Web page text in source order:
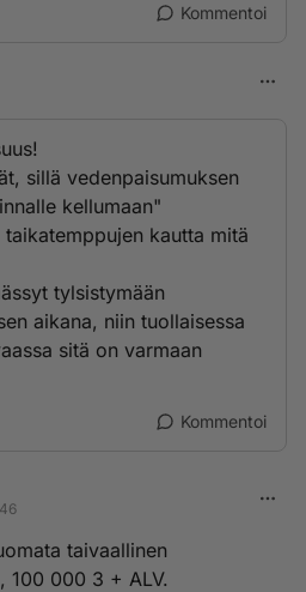
Kommentoi
sillä vedenpaisumuksen
kellumaan"
taikatemppujen kautta mitä
tylsistymään
aikana, niin tuollaisessa
sitä on varmaan
Kommentoi
taivaallinen
100 000 3 + ALV.